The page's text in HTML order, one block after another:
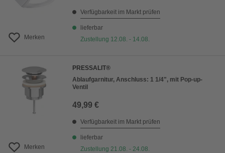
Merken
Verfügbarkeit im Markt prüfen
lieferbar
Zustellung 12.08. - 14.08.
Merken
PRESSALIT®
Ablaufgarnitur, Anschluss: 1 1/4", mit Pop-up-
Ventil
49,99 €
Verfügbarkeit im Markt prüfen
lieferbar
Zustellung 21.08. - 24.08.